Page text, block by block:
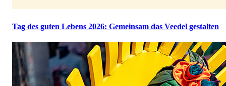
Tag des guten Lebens 2026: Gemeinsam das Veedel gestalten